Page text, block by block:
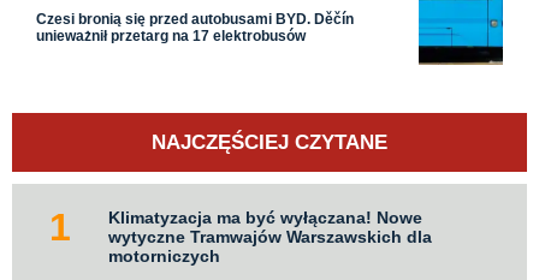
Czesi bronią się przed autobusami BYD. Děčín
unieważnił przetarg na 17 elektrobusów
NAJCZĘŚCIEJ CZYTANE
Klimatyzacja ma być wyłączana! Nowe
wytyczne Tramwajów Warszawskich dla
motorniczych